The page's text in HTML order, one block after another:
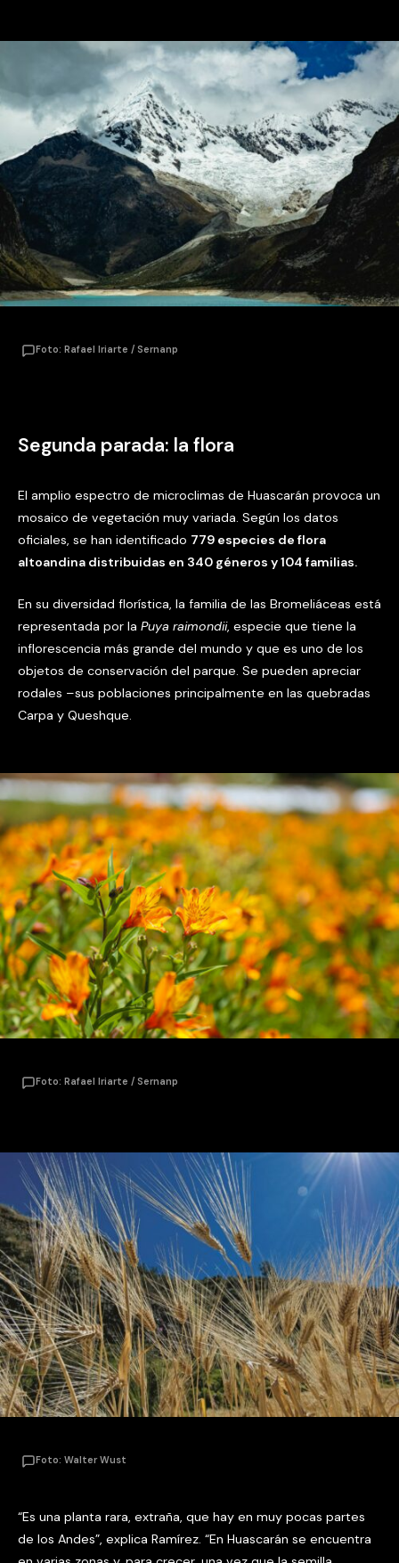
Foto: Rafael Iriarte / Sernanp
Segunda parada: la flora
El amplio espectro de microclimas de Huascarán provoca un
mosaico de vegetación muy variada. Según los datos
oficiales, se han identificado 779 especies de flora
altoandina distribuidas en 340 géneros y 104 familias.
En su diversidad florística, la familia de las Bromeliáceas está
representada por la Puya raimondii, especie que tiene la
inflorescencia más grande del mundo y que es uno de los
objetos de conservación del parque. Se pueden apreciar
rodales –sus poblaciones principalmente en las quebradas
Carpa y Queshque.
Foto: Rafael Iriarte / Sernanp
Foto: Walter Wust
“Es una planta rara, extraña, que hay en muy pocas partes
de los Andes”, explica Ramírez. “En Huascarán se encuentra